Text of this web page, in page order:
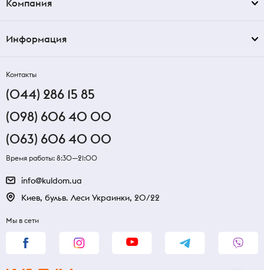
Компания
Информация
Контакты
(044) 286 15 85
(098) 606 40 00
(063) 606 40 00
Время работы: 8:30—21:00
info@kuldom.ua
Киев, бульв. Леси Украинки, 20/22
Мы в сети